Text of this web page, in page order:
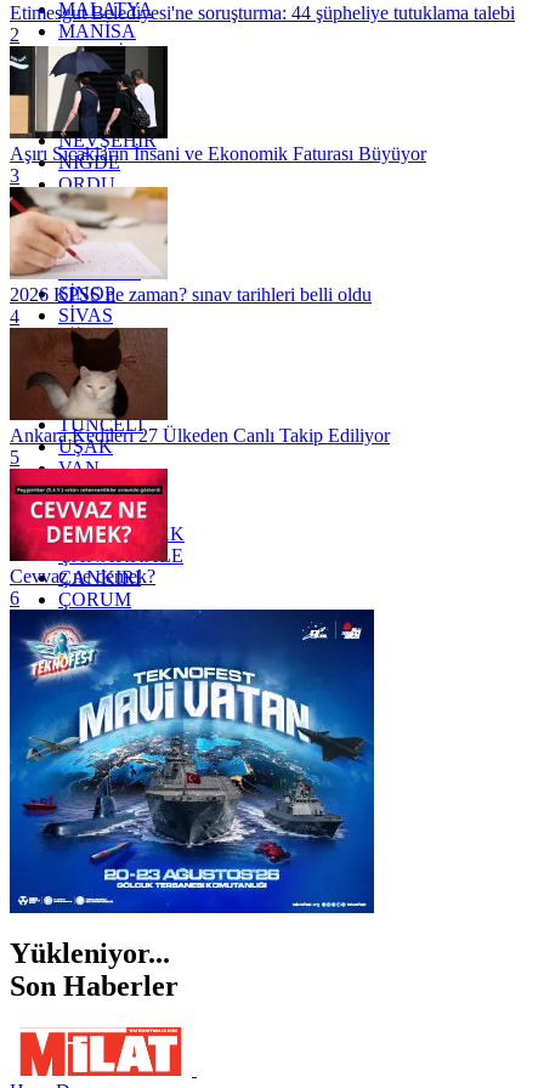
MALATYA
MANİSA
MARDİN
MERSİN
MUĞLA
MUŞ
NEVŞEHİR
NİĞDE
ORDU
OSMANİYE
RİZE
SAKARYA
SAMSUN
SİNOP
SİVAS
SİİRT
TEKİRDAĞ
TOKAT
TRABZON
TUNCELİ
UŞAK
VAN
YALOVA
YOZGAT
ZONGULDAK
ÇANAKKALE
ÇANKIRI
ÇORUM
İSTANBUL
İZMİR
ŞANLIURFA
ŞIRNAK
Etimesgut Belediyesi'ne soruşturma: 44 şüpheliye tutuklama talebi
2
Aşırı Sıcakların İnsani ve Ekonomik Faturası Büyüyor
3
2026 KPSS ne zaman? sınav tarihleri belli oldu
4
Ankara Kedileri 27 Ülkeden Canlı Takip Ediliyor
5
Cevvaz ne demek?
6
Yükleniyor...
Son Haberler